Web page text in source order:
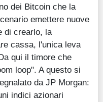
dei Bitcoin che la
emettere nuove
di crearlo, la
cassa, l'unica leva
qui il timore che
loop". A questo si
da JP Morgan:
indici azionari